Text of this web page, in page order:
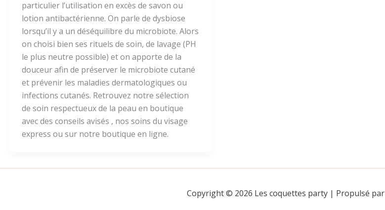
particulier l’utilisation en excès de savon ou
lotion antibactérienne. On parle de dysbiose
lorsqu’il y a un déséquilibre du microbiote. Alors
on choisi bien ses rituels de soin, de lavage (PH
le plus neutre possible) et on apporte de la
douceur afin de préserver le microbiote cutané
et prévenir les maladies dermatologiques ou
infections cutanés. Retrouvez notre sélection
de soin respectueux de la peau en boutique
avec des conseils avisés , nos soins du visage
express ou sur notre boutique en ligne.
Copyright © 2026 Les coquettes party | Propulsé par